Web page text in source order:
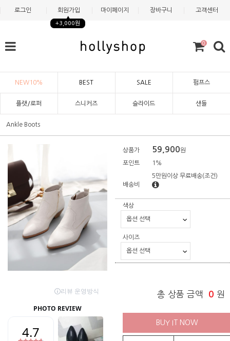
로그인 회원가입
+3,000원
마이페이지 장바구니 고객센터
0
NEW10% BEST SALE 펌프스
플랫/로퍼 스니커즈 슬라이드 샌들
Ankle Boots
상품가 59,900원
포인트 1%
배송비
5만원이상 무료배송(조건)
색상
사이즈
총 상품 금액 0 원
BUY IT NOW